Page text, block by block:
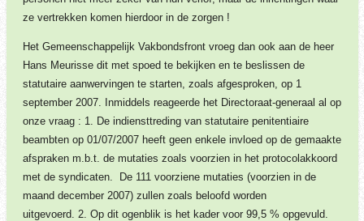
ze vertrekken komen hierdoor in de zorgen !
Het Gemeenschappelijk Vakbondsfront vroeg dan ook aan de heer
Hans Meurisse dit met spoed te bekijken en te beslissen de
statutaire aanwervingen te starten, zoals afgesproken, op 1
september 2007.
Inmiddels reageerde het Directoraat-generaal al op
onze vraag : 1. De indiensttreding van statutaire penitentiaire
beambten op 01/07/2007 heeft geen enkele invloed op de gemaakte
afspraken m.b.t. de mutaties zoals voorzien in het protocolakkoord
met de syndicaten. De 111 voorziene mutaties (voorzien in de
maand december 2007) zullen zoals beloofd worden
uitgevoerd.
2. Op dit ogenblik is het kader voor 99,5 % opgevuld.